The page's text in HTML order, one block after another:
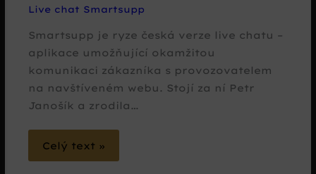
Live chat Smartsupp
Smartsupp je ryze česká verze live chatu –
aplikace umožňující okamžitou
komunikaci zákazníka s provozovatelem
na navštíveném webu. Stojí za ní Petr
Janošík a zrodila…
Celý text »